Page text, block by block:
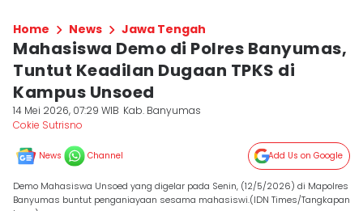
Home News Jawa Tengah
Mahasiswa Demo di Polres Banyumas,
Tuntut Keadilan Dugaan TPKS di
Kampus Unsoed
14 Mei 2026, 07:29 WIB Kab. Banyumas
Cokie Sutrisno
News Channel Add Us on Google
Demo Mahasiswa Unsoed yang digelar pada Senin, (12/5/2026) di Mapolres
Banyumas buntut penganiayaan sesama mahasiswi.(IDN Times/Tangkapan